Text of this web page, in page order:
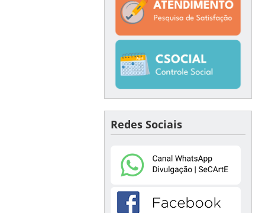
Redes Sociais